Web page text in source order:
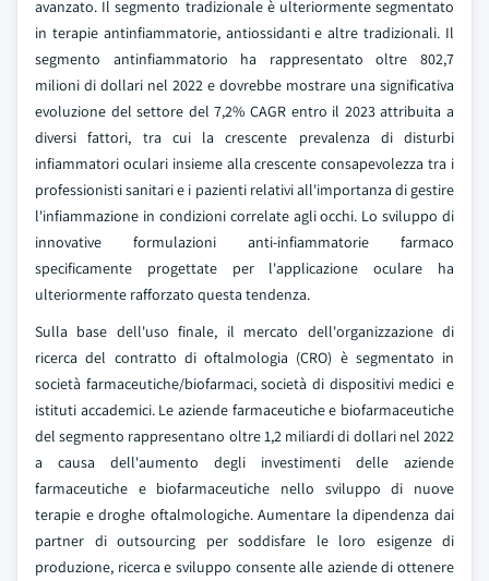
avanzato. Il segmento tradizionale è ulteriormente segmentato
in terapie antinfiammatorie, antiossidanti e altre tradizionali. Il
segmento antinfiammatorio ha rappresentato oltre 802,7
milioni di dollari nel 2022 e dovrebbe mostrare una significativa
evoluzione del settore del 7,2% CAGR entro il 2023 attribuita a
diversi fattori, tra cui la crescente prevalenza di disturbi
infiammatori oculari insieme alla crescente consapevolezza tra i
professionisti sanitari e i pazienti relativi all'importanza di gestire
l'infiammazione in condizioni correlate agli occhi. Lo sviluppo di
innovative formulazioni anti-infiammatorie farmaco
specificamente progettate per l'applicazione oculare ha
ulteriormente rafforzato questa tendenza.
Sulla base dell'uso finale, il mercato dell'organizzazione di
ricerca del contratto di oftalmologia (CRO) è segmentato in
società farmaceutiche/biofarmaci, società di dispositivi medici e
istituti accademici. Le aziende farmaceutiche e biofarmaceutiche
del segmento rappresentano oltre 1,2 miliardi di dollari nel 2022
a causa dell'aumento degli investimenti delle aziende
farmaceutiche e biofarmaceutiche nello sviluppo di nuove
terapie e droghe oftalmologiche. Aumentare la dipendenza dai
partner di outsourcing per soddisfare le loro esigenze di
produzione, ricerca e sviluppo consente alle aziende di ottenere